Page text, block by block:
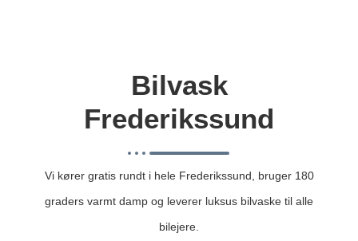
Bilvask
Frederikssund
Vi kører gratis rundt i hele Frederikssund, bruger 180
graders varmt damp og leverer luksus bilvaske til alle
bilejere.